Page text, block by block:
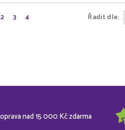
2 3 4 Řadit dle:
nad 15 000 Kč zdarma